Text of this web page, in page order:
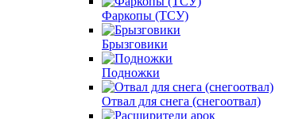
Фаркопы (ТСУ)
Брызговики
Подножки
Отвал для снега (снегоотвал)